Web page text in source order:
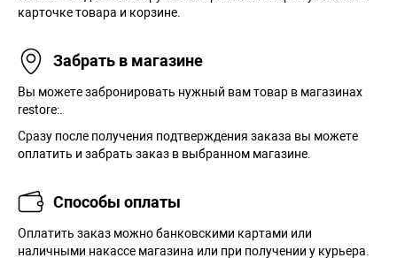
карточке товара и корзине.
Забрать в магазине
Вы можете забронировать нужный вам товар в магазинах
restore:.
Сразу после получения подтверждения заказа вы можете
оплатить и забрать заказ в выбранном магазине.
Способы оплаты
Оплатить заказ можно банковскими картами или
наличными накассе магазина или при получении у курьера.